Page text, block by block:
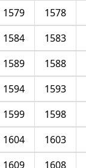
1578
1579
1583
1584
1588
1589
1593
1594
1598
1599
1603
1604
1608
1609